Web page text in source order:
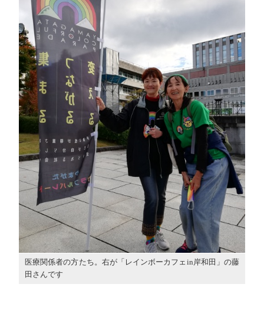
医療関係者の方たち。右が「レインボーカフェin岸和田」の藤
田さんです